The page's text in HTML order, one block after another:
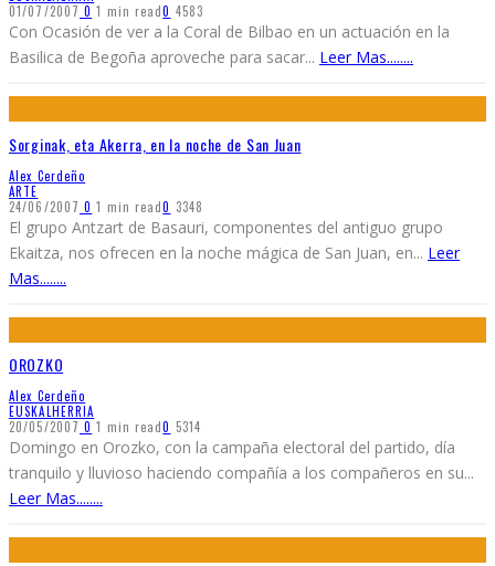
01/07/2007 0 1 min read0 4583
Con Ocasión de ver a la Coral de Bilbao en un actuación en la
Basilica de Begoña aproveche para sacar... Leer Mas........
Sorginak, eta Akerra, en la noche de San Juan
Alex Cerdeño
ARTE
24/06/2007 0 1 min read0 3348
El grupo Antzart de Basauri, componentes del antiguo grupo
Ekaitza, nos ofrecen en la noche mágica de San Juan, en... Leer
Mas........
OROZKO
Alex Cerdeño
EUSKALHERRIA
20/05/2007 0 1 min read0 5314
Domingo en Orozko, con la campaña electoral del partido, día
tranquilo y lluvioso haciendo compañía a los compañeros en su...
Leer Mas........